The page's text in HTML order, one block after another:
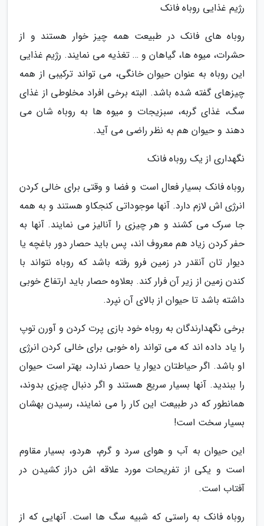
رژیم غذایی روباه فانک
روباه های فانک در طبیعت همه چیز خوار هستند و از
حشرات، میوه ها، گیاهان و … تغذیه می نمایند. رژیم غذایی
این روباه به عنوان حیوان خانگی، می تواند ترکیبی از همه
چیزهای گفته شده باشد. البته برخی افراد مخلوطی از غذای
سگ، غذای گربه، سبزیجات و میوه ها به روباه شان می
دهند و حیوان هم به نظر راضی می آید.
نگهداری از یک روباه فانک
روباه فانک بسیار فعال است و فضا و وقتی برای خالی کردن
انرژی اش لازم دارد. آنها موجوداتی کنجکاو هستند و به همه
جا سرک می کشند و هر چیزی را آنالیز می نمایند. آنها به
حفر کردن زیاد هم معروف اند، پس باید حصار دور باغچه یا
دیوار تان آنقدر در زمین فرو رفته باشد که روباه نتواند با
کندن زمین از زیر آن فرار کند. بعلاوه حصار باید ارتفاع خوبی
داشته باشد تا حیوان از بالای آن نپرد.
برخی نگهدارندگان به روباه خود بازی پرت کردن و آورن توپ
را یاد داده اند که می تواند راه خوبی برای خالی کردن انرژی
او باشد. اگر حیاطتان دیوار یا حصار ندارد، بهتر است حیوان
را ببندید. آنها بسیار سریع هستند و اگر دنبال چیزی بدوند،
همانطور که در طبیعت این کار را می نمایند، رسیدن بهشان
بسیار سخت است!
این حیوان به آب و هوای سرد و گرم، هردو، بسیار مقاوم
است و یکی از تفریحات مورد علاقه اش دراز کشیدن در
آفتاب است.
روباه فانک به راستی که شبیه سگ ها است. آنهایی که از